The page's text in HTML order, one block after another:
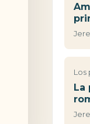
Los
La